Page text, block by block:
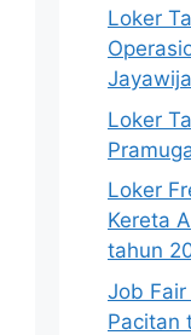
Loker
Loker
Loker
Kereta
tahun
Job Fair
Pacitan